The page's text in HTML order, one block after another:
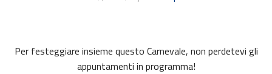
Per festeggiare insieme questo Carnevale, non perdetevi gli
appuntamenti in programma!